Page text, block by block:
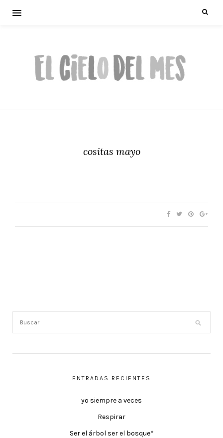
cositas mayo
ENTRADAS RECIENTES
yo siempre a veces
Respirar
Ser el árbol ser el bosque*